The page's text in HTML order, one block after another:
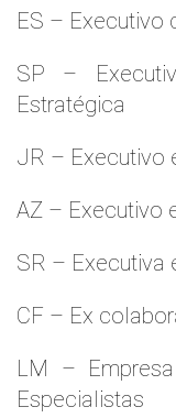
ES – Executivo
SP –
Estratégica
JR – Executivo
AZ – Executivo
SR – Executiva
CF – Ex
LM –
Especialistas